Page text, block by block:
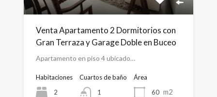
Venta Apartamento 2 Dormitorios con
Gran Terraza y Garage Doble en Buceo
Apartamento en piso 4 ubicado…
Habitaciones
2
Cuartos de baño
1
Área
60 m2